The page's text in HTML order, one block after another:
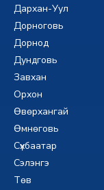
Дархан-Уул
Дорноговь
Дорнод
Дундговь
Завхан
Орхон
Өвөрхангай
Өмнөговь
Сүхбаатар
Сэлэнгэ
Төв